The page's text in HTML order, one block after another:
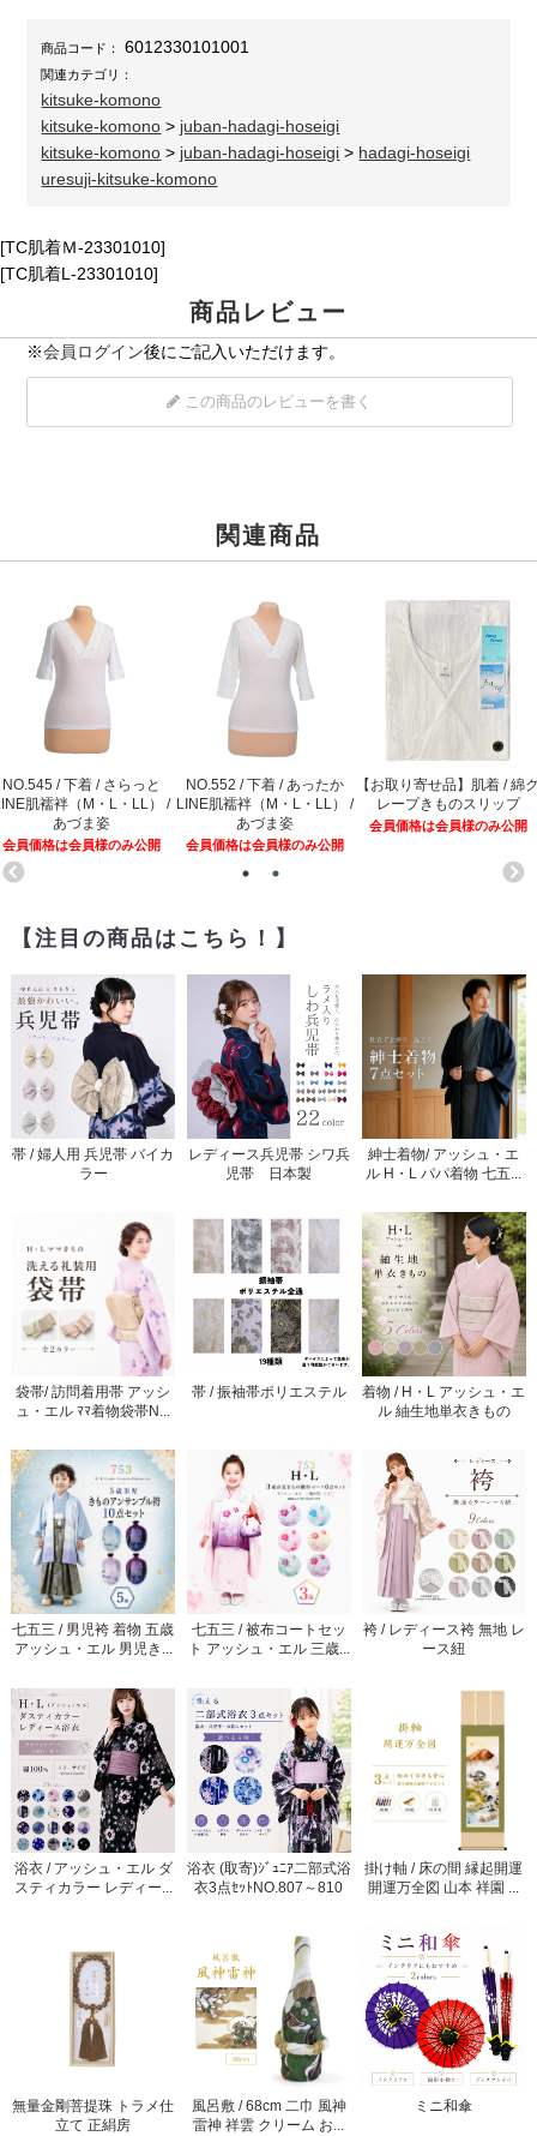
商品コード： 6012330101001
関連カテゴリ：
kitsuke-komono
kitsuke-komono > juban-hadagi-hoseigi
kitsuke-komono > juban-hadagi-hoseigi > hadagi-hoseigi
uresuji-kitsuke-komono
[TC肌着Ｍ-23301010]
[TC肌着L-23301010]
商品レビュー
※会員ログイン後にご記入いただけます。
この商品のレビューを書く
関連商品
NO.545 / 下着 / さらっと
肌襦袢（M・L・LL） /
あづま姿
会員価格は会員様のみ公開
NO.552 / 下着 / あったか
LINE肌襦袢（M・L・LL） /
あづま姿
会員価格は会員様のみ公開
【お取り寄せ品】肌着 / 綿
レープきものスリップ
会員価格は会員様のみ公開
【注目の商品はこちら！】
帯 / 婦人用 兵児帯 バイカ
ラー
レディース兵児帯 シワ兵
児帯 日本製
紳士着物/ アッシュ・エ
ル H・L パパ着物 七五...
袋帯/ 訪問着用帯 アッシ
ュ・エル ﾏﾏ着物袋帯N...
帯 / 振袖帯ポリエステル
着物 / H・L アッシュ・エ
ル 紬生地単衣きもの
七五三 / 男児袴 着物 五歳
アッシュ・エル 男児き...
七五三 / 被布コートセッ
ト アッシュ・エル 三歳...
袴 / レディース袴 無地 レ
ース紐
浴衣 / アッシュ・エル ダ
スティカラー レディー...
浴衣 (取寄)ｼﾞｭﾆｱ二部式浴
衣3点ｾｯﾄNO.807～810
掛け軸 / 床の間 縁起開運
開運万全図 山本 祥園 ...
無量金剛菩提珠 トラメ仕
立て 正絹房
風呂敷 / 68cm 二巾 風神
雷神 祥雲 クリーム お...
ミニ和傘